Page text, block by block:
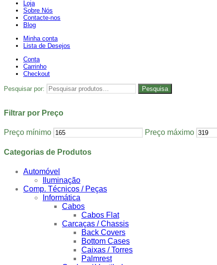
Loja
Sobre Nós
Contacte-nos
Blog
Minha conta
Lista de Desejos
Conta
Carrinho
Checkout
Pesquisar por: Pesquisa
Filtrar por Preço
Preço mínimo Preço máximo
Categorias de Produtos
Automóvel
Iluminação
Comp. Técnicos / Peças
Informática
Cabos
Cabos Flat
Carcaças / Chassis
Back Covers
Bottom Cases
Caixas / Torres
Palmrest